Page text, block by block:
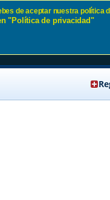
de aceptar nuestra política
"Política de privacidad"